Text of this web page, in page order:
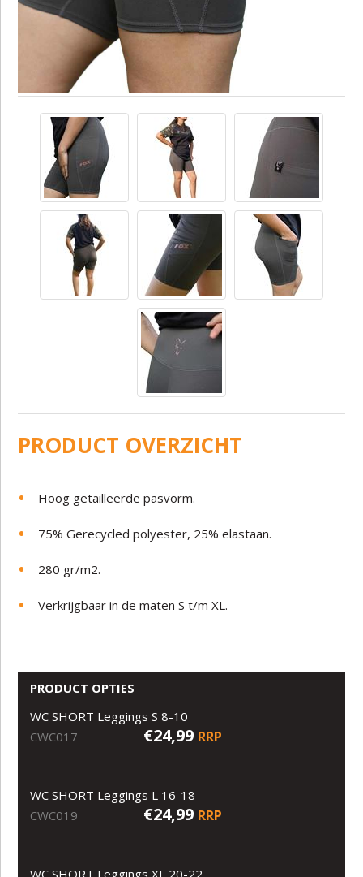
PRODUCT OVERZICHT
Hoog getailleerde pasvorm.
75% Gerecycled polyester, 25% elastaan.
280 gr/m2.
Verkrijgbaar in de maten S t/m XL.
PRODUCT OPTIES
WC SHORT Leggings S 8-10
CWC017
€24,99 RRP
WC SHORT Leggings L 16-18
CWC019
€24,99 RRP
WC SHORT Leggings XL 20-22